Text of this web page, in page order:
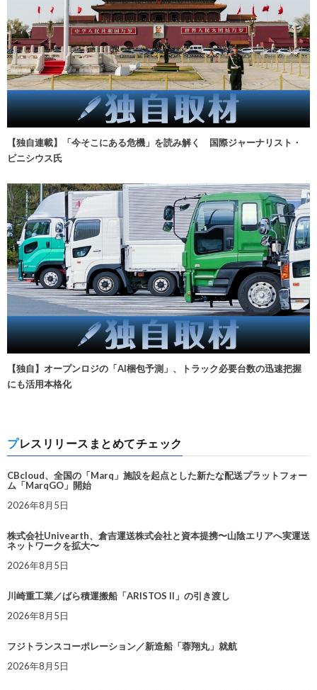
【独自連載】「今そこにある危機」を読み解く 国際ジャーナリスト・
ビニシウス氏
【独自】オープンロジの「AI梱包予測」、トラック必要台数の迅速把握
にも活用本格化
プレスリリースまとめてチェック
CBcloud、全国の「Marq」施設を起点とした新たな配送プラットフォー
ム「MarqGO」開始
2026年8月5日
株式会社Univearth、倉吉運送株式会社と資本提携〜山陰エリアへ実運送
ネットワークを拡大〜
2026年8月5日
川崎重工業／ばら積運搬船「ARISTOS II」の引き渡し
2026年8月5日
フジトランスコーポレーション／新造船「蓉翔丸」就航
2026年8月5日